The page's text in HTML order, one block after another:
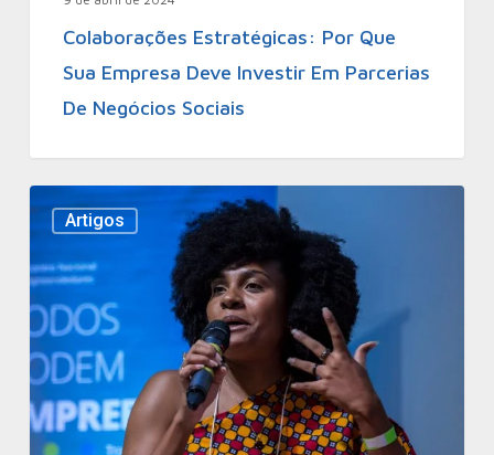
Colaborações Estratégicas: Por Que
Sua Empresa Deve Investir Em Parcerias
De Negócios Sociais
Artigos